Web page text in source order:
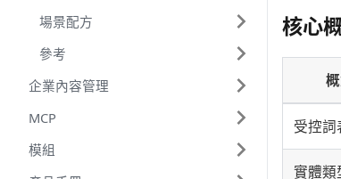
場景配方
參考
企業內容管理
MCP
模組
核心
受控詞
實體類